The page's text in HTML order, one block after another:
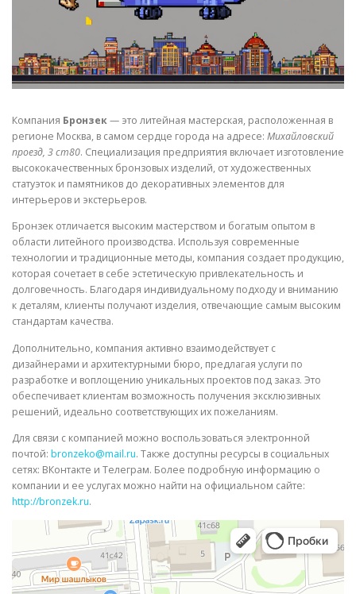
Компания Бронзек— это литейная мастерская, расположенная в
регионе Москва, в самом сердце города на адресе: Михайловский
проезд, 3 ст80. Специализация предприятия включает изготовление
высококачественных бронзовых изделий, от художественных
статуэток и памятников до декоративных элементов для
интерьеров и экстерьеров.
Бронзек отличается высоким мастерством и богатым опытом в
области литейного производства. Используя современные
технологии и традиционные методы, компания создает продукцию,
которая сочетает в себе эстетическую привлекательность и
долговечность. Благодаря индивидуальному подходу и вниманию
к деталям, клиенты получают изделия, отвечающие самым высоким
стандартам качества.
Дополнительно, компания активно взаимодействует с
дизайнерами и архитектурными бюро, предлагая услуги по
разработке и воплощению уникальных проектов под заказ. Это
обеспечивает клиентам возможность получения эксклюзивных
решений, идеально соответствующих их пожеланиям.
Для связи с компанией можно воспользоваться электронной
почтой: bronzeko@mail.ru. Также доступны ресурсы в социальных
сетях: ВКонтакте и Телеграм. Более подробную информацию о
компании и ее услугах можно найти на официальном сайте:
http://bronzek.ru.